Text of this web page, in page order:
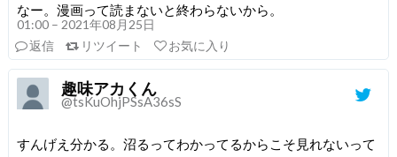
なー。漫画って読まないと終わらないから。
01:00 – 2021年08月25日
返信
リツイート お気に入り
趣味アカくん
@tsKuOhjPSsA36sS
すんげえ分かる。沼るってわかってるからこそ見れないって